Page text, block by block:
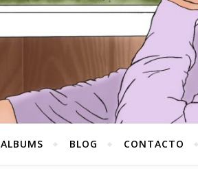
ALBUMS BLOG CONTACTO